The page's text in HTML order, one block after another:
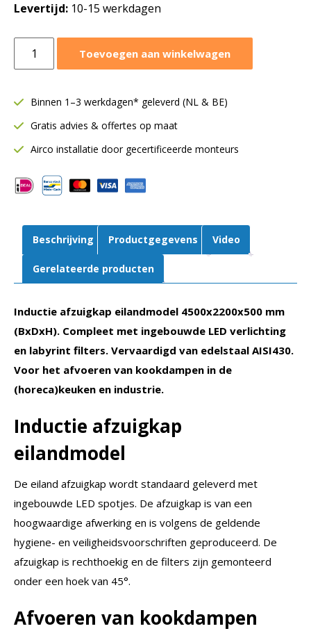
Levertijd: 10-15 werkdagen
eilandmodel
mm
Inductie
|
LED
verlichting
Toevoegen aan winkelwagen
Binnen 1–3 werkdagen* geleverd (NL & BE)
Gratis advies & offertes op maat
Airco installatie door gecertificeerde monteurs
Beschrijving Productgegevens Video
Gerelateerde producten
Inductie afzuigkap eilandmodel 4500x2200x500 mm
(BxDxH). Compleet met ingebouwde LED verlichting
en labyrint filters. Vervaardigd van edelstaal AISI430.
Voor het afvoeren van kookdampen in de
(horeca)keuken en industrie.
Inductie afzuigkap
eilandmodel
De eiland afzuigkap wordt standaard geleverd met
ingebouwde LED spotjes. De afzuigkap is van een
hoogwaardige afwerking en is volgens de geldende
hygiene- en veiligheidsvoorschriften geproduceerd. De
afzuigkap is rechthoekig en de filters zijn gemonteerd
onder een hoek van 45°.
Afvoeren van kookdampen